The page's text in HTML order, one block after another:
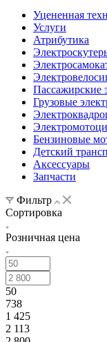
Уцененная
Услуги
Атрибутика
Пассажирские
Грузовые
Бензиновые
Детский
Аксессуары
Запчасти
Фильтр
Сортировка
Розничная цена
50
738
1 425
2 113